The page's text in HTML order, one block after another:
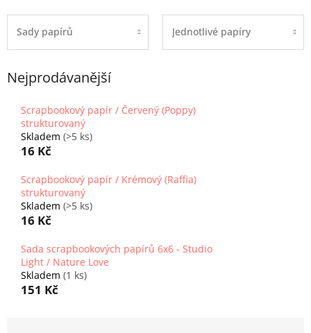
Sady papírů Jednotlivé papíry
Nejprodávanější
Scrapbookový papír / Červený (Poppy)
strukturovaný
Skladem (>5 ks)
16 Kč
Scrapbookový papír / Krémový (Raffia)
strukturovaný
Skladem (>5 ks)
16 Kč
Sada scrapbookových papírů 6x6 - Studio
Light / Nature Love
Skladem (1 ks)
151 Kč